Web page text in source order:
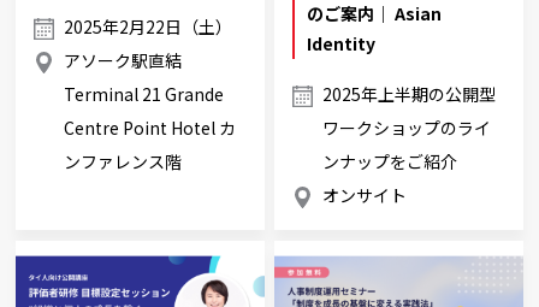
2025年2月22日（土）
アソーク駅直結
Terminal 21 Grande
Centre Point Hotel カ
ンファレンス階
のご案内｜ Asian
Identity
2025年上半期の公開型
ワークショップのライ
ンナップをご紹介
オンサイト